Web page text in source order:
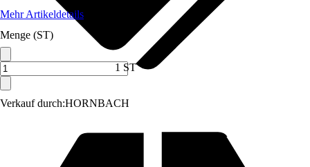
Verkauf durch:HORNBACH
Mehr Artikeldetails
Menge (ST)
1 ST